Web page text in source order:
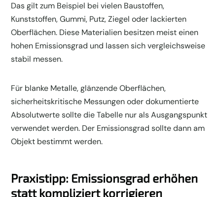
Das gilt zum Beispiel bei vielen Baustoffen,
Kunststoffen, Gummi, Putz, Ziegel oder lackierten
Oberflächen. Diese Materialien besitzen meist einen
hohen Emissionsgrad und lassen sich vergleichsweise
stabil messen.
Für blanke Metalle, glänzende Oberflächen,
sicherheitskritische Messungen oder dokumentierte
Absolutwerte sollte die Tabelle nur als Ausgangspunkt
verwendet werden. Der Emissionsgrad sollte dann am
Objekt bestimmt werden.
Praxistipp: Emissionsgrad erhöhen
statt kompliziert korrigieren